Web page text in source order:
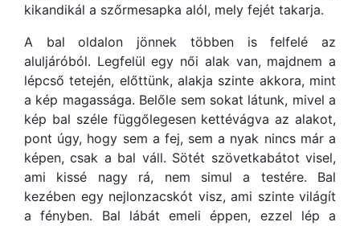
kikandikál a szőrmesapka alól, mely fejét takarja.
A bal oldalon jönnek többen is felfelé az
aluljáróból. Legfelül egy női alak van, majdnem a
lépcső tetején, előttünk, alakja szinte akkora, mint
a kép magassága. Belőle sem sokat látunk, mivel a
kép bal széle függőlegesen kettévágva az alakot,
pont úgy, hogy sem a fej, sem a nyak nincs már a
képen, csak a bal váll. Sötét szövetkabátot visel,
ami kissé nagy rá, nem simul a testére. Bal
kezében egy nejlonzacskót visz, ami szinte világít
a fényben. Bal lábát emeli éppen, ezzel lép a